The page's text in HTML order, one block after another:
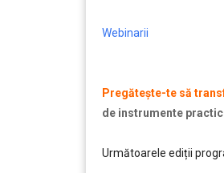
Webinarii
Pregătește-te să
de instrumente
Următoarele ediții